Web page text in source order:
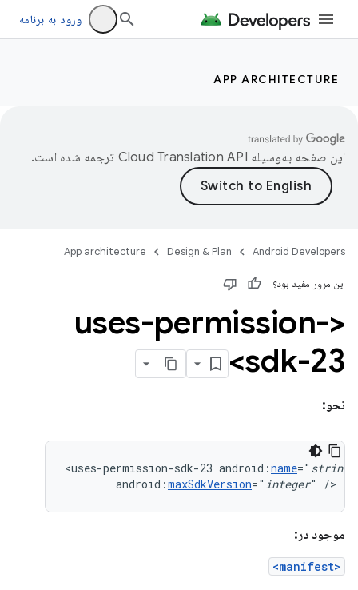
ورود به برنامه
APP ARCHITECTURE
این صفحه به‌وسیله ترجمه شده است.
Android Developers
Design & Plan
App architecture
این مرور مفید بود؟
<uses-permission-
sdk-23>
نحو:
<uses-permission-sdk-23 android:name=" string
android:maxSdkVersion=" integer" />
موجود در:
<manifest>